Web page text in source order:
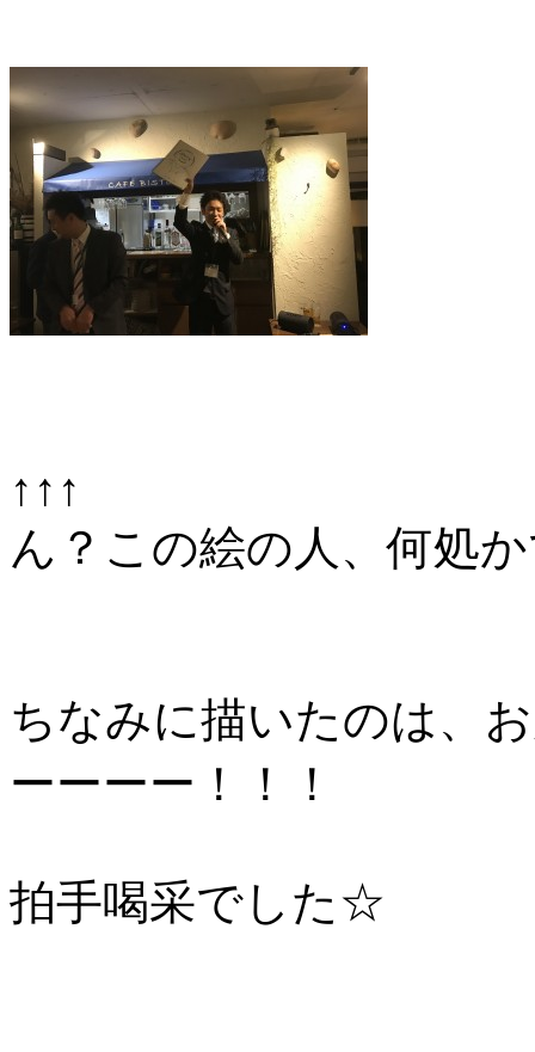
↑↑↑
ん？この絵の人、何処
ちなみに描いたのは、
ーーーー！！！
拍手喝采でした☆